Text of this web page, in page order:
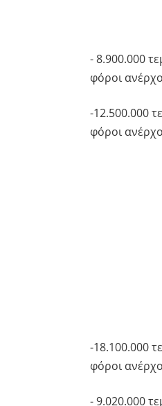
- 8.900.000
φόροι
-12.500.000
φόροι
-18.100.000
φόροι
- 9.020.000